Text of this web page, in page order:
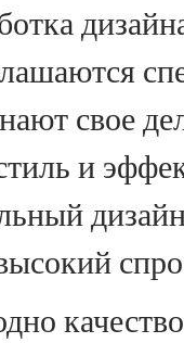
свое
и